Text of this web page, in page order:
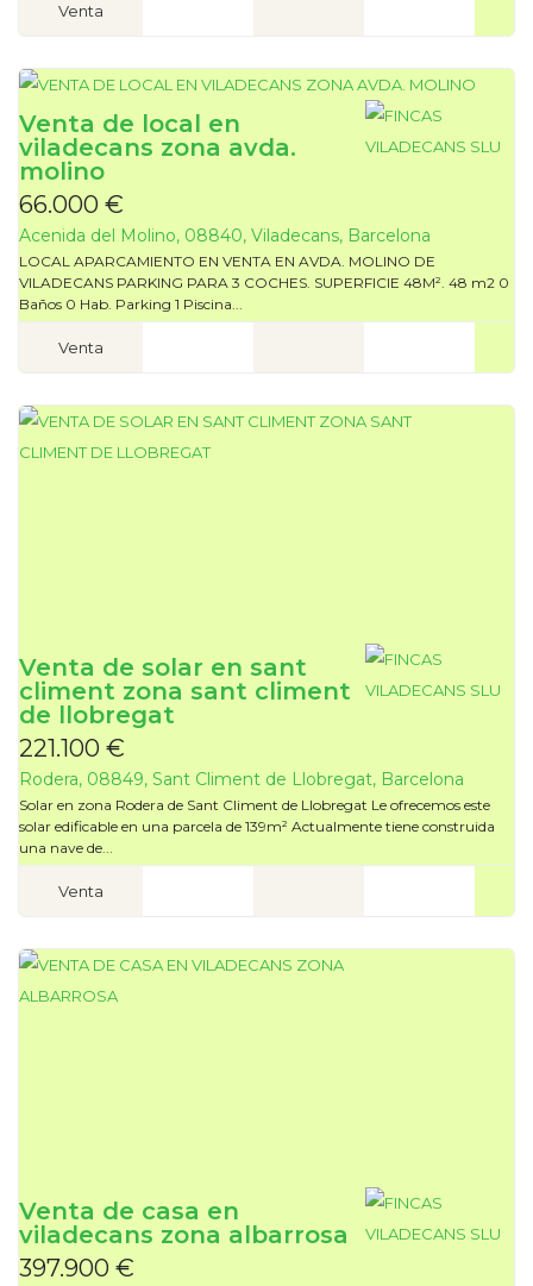
Venta
Venta de local en
viladecans zona avda.
molino
66.000 €
Acenida del Molino, 08840, Viladecans, Barcelona
LOCAL APARCAMIENTO EN VENTA EN AVDA. MOLINO DE
VILADECANS PARKING PARA 3 COCHES. SUPERFICIE 48M². 48 m2 0
Baños 0 Hab. Parking 1 Piscina...
Venta
Venta de solar en sant
climent zona sant climent
de llobregat
221.100 €
Rodera, 08849, Sant Climent de Llobregat, Barcelona
Solar en zona Rodera de Sant Climent de Llobregat Le ofrecemos este
solar edificable en una parcela de 139m² Actualmente tiene construida
una nave de...
Venta
Venta de casa en
viladecans zona albarrosa
397.900 €